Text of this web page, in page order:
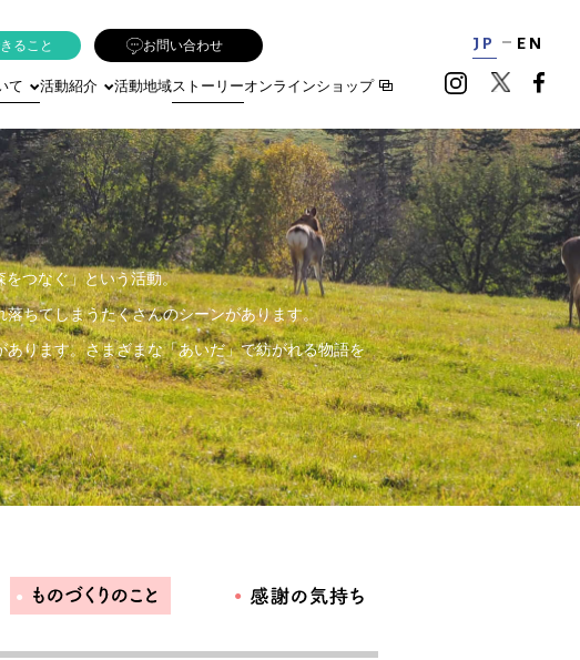
て 活動紹介 活動地域ストーリーオンラインショップ
ること お問い合わせ JP EN
つなぐ」という活動。
ちてしまうたくさんのシーンがあります。
ります。さまざまな「あいだ」で紡がれる物語を